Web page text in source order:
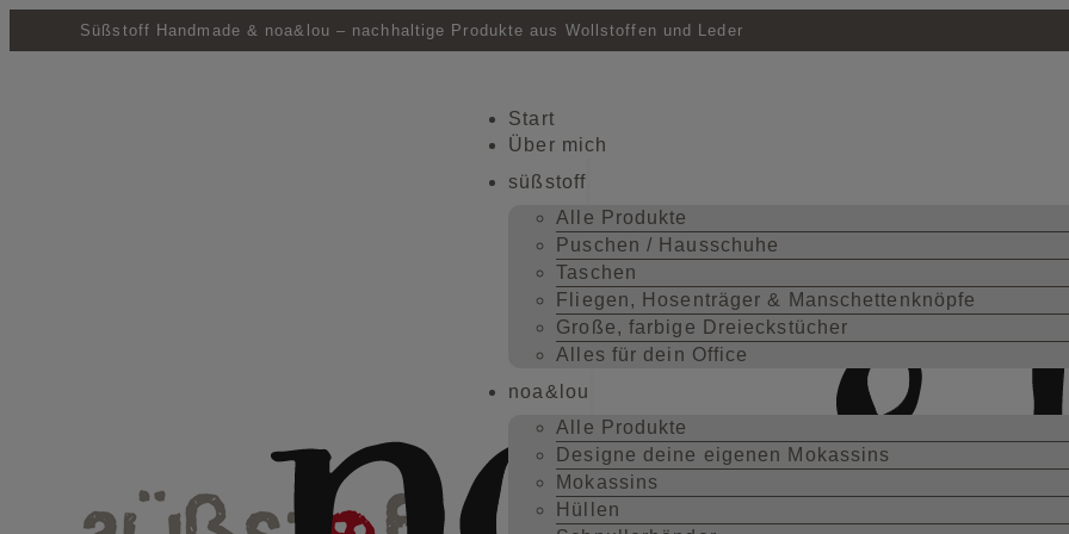
Süßstoff Handmade & noa&lou – nachhaltige Produkte aus Wollstoffen und Leder
Start
Über mich
süßstoff
Alle Produkte
Puschen / Hausschuhe
Taschen
Fliegen, Hosenträger & Manschettenknöpfe
Große, farbige Dreieckstücher
Alles für dein Office
noa&lou
Alle Produkte
Designe deine eigenen Mokassins
Mokassins
Hüllen